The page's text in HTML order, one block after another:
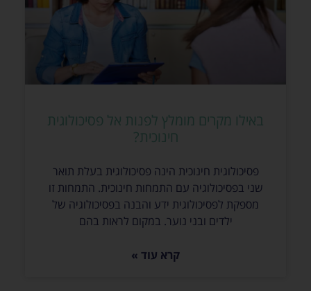
באילו מקרים מומלץ לפנות אל פסיכולוגית
חינוכית?
פסיכולוגית חינוכית הינה פסיכולוגית בעלת תואר
שני בפסיכולוגיה עם התמחות חינוכית. התמחות זו
מספקת לפסיכולוגית ידע והבנה בפסיכולוגיה של
ילדים ובני נוער. במקום לראות בהם
קרא עוד »